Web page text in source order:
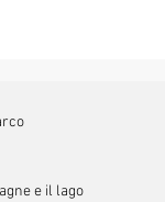
e il lago